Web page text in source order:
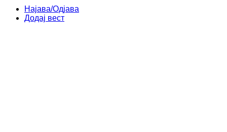
Најава/Одјава
Додај вест